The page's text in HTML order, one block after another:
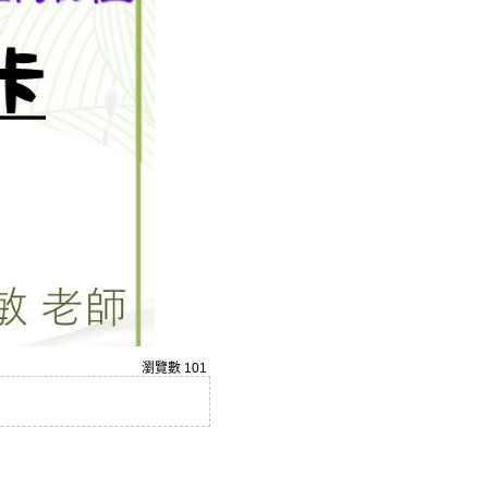
瀏覽數 101